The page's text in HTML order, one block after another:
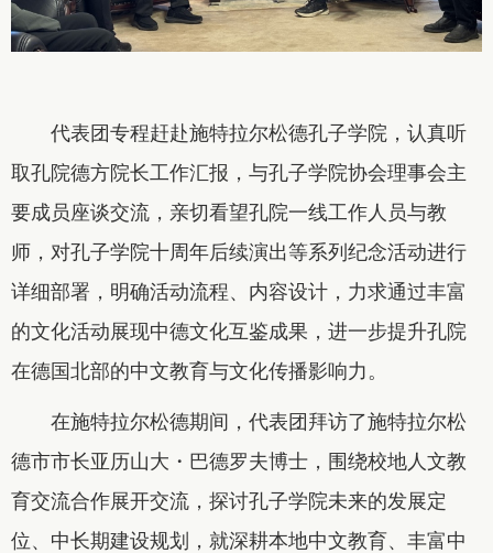
代表团专程赶赴施特拉尔松德孔子学院，认真听
取孔院德方院长工作汇报，与孔子学院协会理事会主
要成员座谈交流，亲切看望孔院一线工作人员与教
师，对孔子学院十周年后续演出等系列纪念活动进行
详细部署，明确活动流程、内容设计，力求通过丰富
的文化活动展现中德文化互鉴成果，进一步提升孔院
在德国北部的中文教育与文化传播影响力。
在施特拉尔松德期间，代表团拜访了施特拉尔松
德市市长亚历山大・巴德罗夫博士，围绕校地人文教
育交流合作展开交流，探讨孔子学院未来的发展定
位、中长期建设规划，就深耕本地中文教育、丰富中